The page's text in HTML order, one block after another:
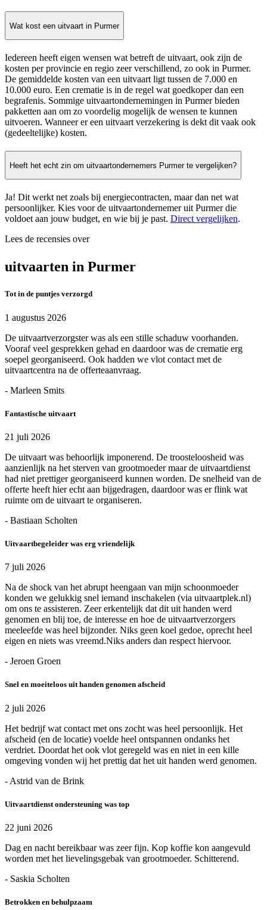
Wat kost een uitvaart in Purmer
Iedereen heeft eigen wensen wat betreft de uitvaart, ook zijn de
kosten per provincie en regio zeer verschillend, zo ook in Purmer.
De gemiddelde kosten van een uitvaart ligt tussen de 7.000 en
10.000 euro. Een crematie is in de regel wat goedkoper dan een
begrafenis. Sommige uitvaartondernemingen in Purmer bieden
pakketten aan om zo voordelig mogelijk de wensen te kunnen
uitvoeren. Wanneer er een uitvaart verzekering is dekt dit vaak ook
(gedeeltelijke) kosten.
Heeft het echt zin om uitvaartondernemers Purmer te vergelijken?
Ja! Dit werkt net zoals bij energiecontracten, maar dan net wat
persoonlijker. Kies voor de uitvaartondernemer uit Purmer die
voldoet aan jouw budget, en wie bij je past. Direct vergelijken.
Lees de recensies over
uitvaarten in Purmer
Tot in de puntjes verzorgd
1 augustus 2026
De uitvaartverzorgster was als een stille schaduw voorhanden.
Vooraf veel gesprekken gehad en daardoor was de crematie erg
soepel georganiseerd. Ook hadden we vlot contact met de
uitvaartcentra na de offerteaanvraag.
- Marleen Smits
Fantastische uitvaart
21 juli 2026
De uitvaart was behoorlijk imponerend. De troosteloosheid was
aanzienlijk na het sterven van grootmoeder maar de uitvaartdienst
had niet prettiger georganiseerd kunnen worden. De snelheid van de
offerte heeft hier echt aan bijgedragen, daardoor was er flink wat
ruimte om de uitvaart te organiseren.
- Bastiaan Scholten
Uitvaartbegeleider was erg vriendelijk
7 juli 2026
Na de shock van het abrupt heengaan van mijn schoonmoeder
konden we gelukkig snel iemand inschakelen (via uitvaartplek.nl)
om ons te assisteren. Zeer erkentelijk dat dit uit handen werd
genomen en blij toe, de interesse en hoe de uitvaartverzorgers
meeleefde was heel bijzonder. Niks geen koel gedoe, oprecht heel
eigen en niets was vreemd.Niks anders dan respect hiervoor.
- Jeroen Groen
Snel en moeiteloos uit handen genomen afscheid
2 juli 2026
Het bedrijf wat contact met ons zocht was heel persoonlijk. Het
afscheid (en de locatie) voelde heel ontspannen ondanks het
verdriet. Doordat het ook vlot geregeld was en niet in een kille
omgeving vonden wij het prettig dat het uit handen werd genomen.
- Astrid van de Brink
Uitvaartdienst ondersteuning was top
22 juni 2026
Dag en nacht bereikbaar was zeer fijn. Kop koffie kon aangevuld
worden met het lievelingsgebak van grootmoeder. Schitterend.
- Saskia Scholten
Betrokken en behulpzaam